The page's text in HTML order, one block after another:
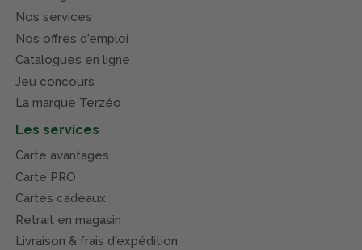
Nos services
Nos offres d'emploi
Catalogues en ligne
Jeu concours
La marque Terzéo
Les services
Carte avantages
Carte PRO
Cartes cadeaux
Retrait en magasin
Livraison & frais d'expédition